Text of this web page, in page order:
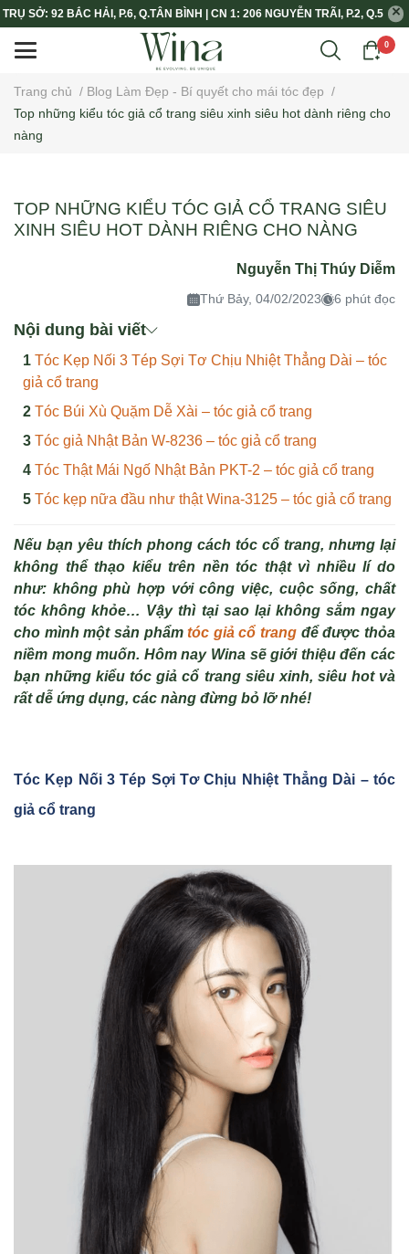
TRỤ SỞ: 92 BẮC HẢI, P.6, Q.TÂN BÌNH | CN 1: 206 NGUYỄN TRÃI, P.2, Q.5
0
Trang chủ / Blog Làm Đẹp - Bí quyết cho mái tóc đẹp /
Top những kiểu tóc giả cổ trang siêu xinh siêu hot dành riêng cho
nàng
TOP NHỮNG KIỂU TÓC GIẢ CỔ TRANG SIÊU
XINH SIÊU HOT DÀNH RIÊNG CHO NÀNG
Nguyễn Thị Thúy Diễm
Thứ Bảy, 04/02/2023 6 phút đọc
Nội dung bài viết
Tóc Kẹp Nối 3 Tép Sợi Tơ Chịu Nhiệt Thẳng Dài – tóc
giả cổ trang
Tóc Búi Xù Quặm Dễ Xài – tóc giả cổ trang
Tóc giả Nhật Bản W-8236 – tóc giả cổ trang
Tóc Thật Mái Ngố Nhật Bản PKT-2 – tóc giả cổ trang
Tóc kẹp nữa đầu như thật Wina-3125 – tóc giả cổ trang
Nếu bạn yêu thích phong cách tóc cổ trang, nhưng lại
không thể thạo kiểu trên nền tóc thật vì nhiều lí do
như: không phù hợp với công việc, cuộc sống, chất
tóc không khỏe… Vậy thì tại sao lại không sắm ngay
cho mình một sản phẩmtóc giả cổ trang để được thỏa
niềm mong muốn. Hôm nay Wina sẽ giới thiệu đến các
bạn những kiểu tóc giả cổ trang siêu xinh, siêu hot và
rất dễ ứng dụng, các nàng đừng bỏ lỡ nhé!
Tóc Kẹp Nối 3 Tép Sợi Tơ Chịu Nhiệt Thẳng Dài – tóc
giả cổ trang